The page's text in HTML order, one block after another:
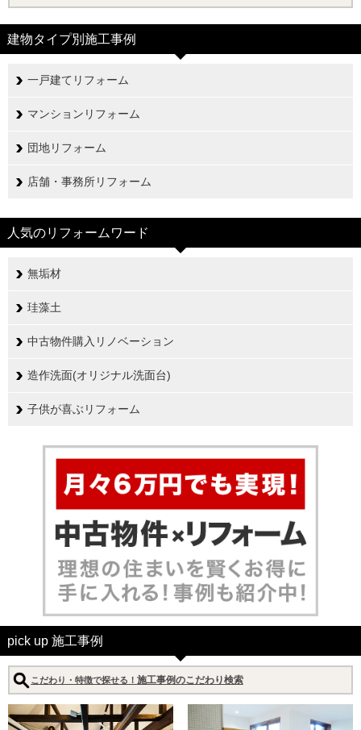
建物タイプ別施工事例
一戸建てリフォーム
マンションリフォーム
団地リフォーム
店舗・事務所リフォーム
人気のリフォームワード
無垢材
珪藻土
中古物件購入リノベーション
造作洗面(オリジナル洗面台)
子供が喜ぶリフォーム
pick up 施工事例
こだわり・特徴で探せる！ 施工事例のこだわり検索